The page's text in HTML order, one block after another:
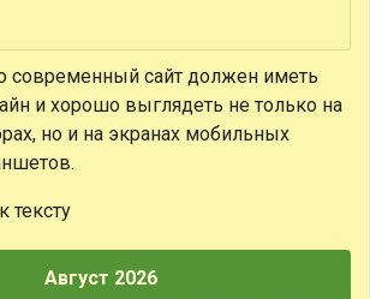
современный сайт должен иметь
и хорошо выглядеть не только на
но и на экранах мобильных
Август 2026